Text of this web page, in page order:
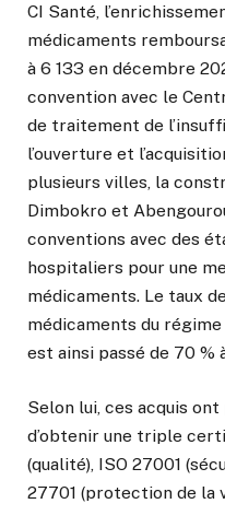
CI Santé,
médicaments
à 6 133 en décembre
convention avec le
de traitement de
l’ouverture et
plusieurs villes, la
Dimbokro et
conventions avec des
hospitaliers pour une
médicaments. Le taux
médicaments du
est ainsi passé de 70 %
Selon lui, ces acquis
d’obtenir une triple
(qualité), ISO 27001
27701 (protection de la